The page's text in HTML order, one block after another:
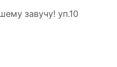
завучу! уп.10